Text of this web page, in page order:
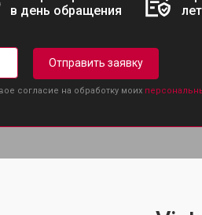
в день обращения
лет
Отправить заявку
согласие на обработку моих